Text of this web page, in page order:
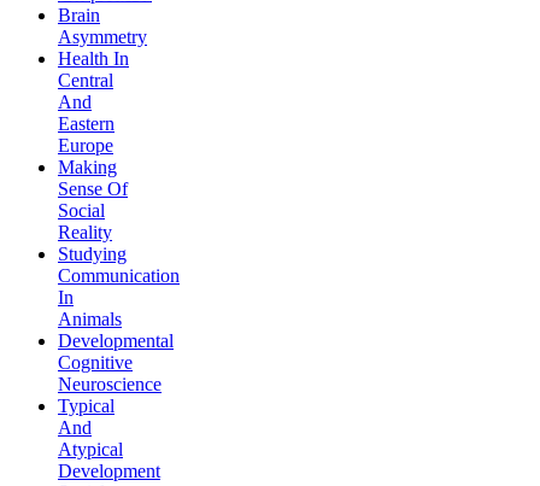
Brain
Asymmetry
Health In
Central
And
Eastern
Europe
Making
Sense Of
Social
Reality
Studying
Communication
In
Animals
Developmental
Cognitive
Neuroscience
Typical
And
Atypical
Development